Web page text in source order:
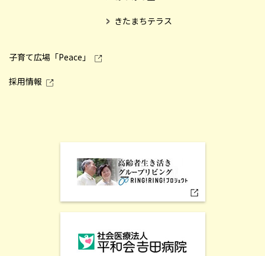
きたまちテラス
子育て広場「Peace」
採用情報